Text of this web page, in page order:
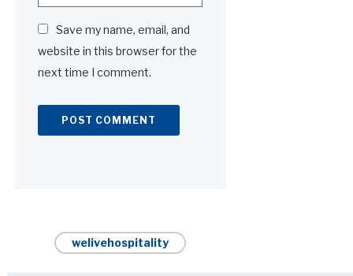
Save my name, email, and
website in this browser for the
next time I comment.
welivehospitality